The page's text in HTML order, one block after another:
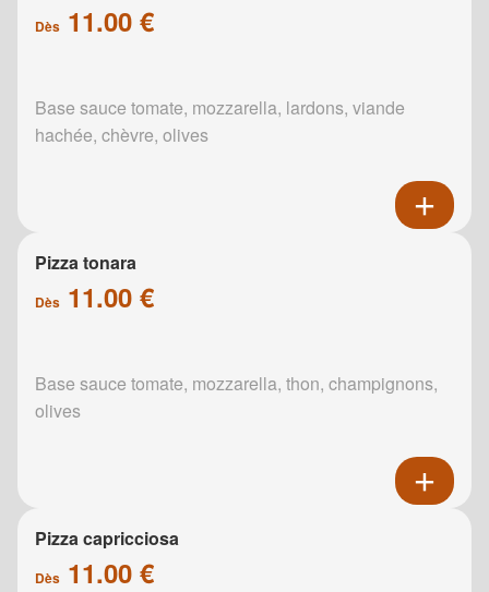
Dès 11.00 €
Base sauce tomate, mozzarella, lardons, viande
hachée, chèvre, olives
Pizza tonara
Dès 11.00 €
Base sauce tomate, mozzarella, thon, champignons,
olives
Pizza capricciosa
Dès 11.00 €